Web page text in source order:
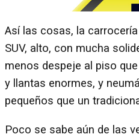
Así las cosas, la
SUV, alto, con mucha
menos despeje al piso
y llantas enormes, y
pequeños que un
Poco se sabe aún de las